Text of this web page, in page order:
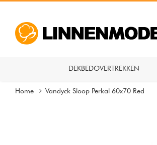
DEKBEDOVERTREKKEN
Home Vandyck Sloop Perkal 60x70 Red